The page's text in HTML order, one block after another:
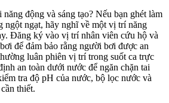
động và sáng tạo? Nếu bạn ghét làm
ngột ngạt, hãy nghĩ về một vị trí năng
Đăng ký vào vị trí nhân viên cứu hộ và
để đảm bảo rằng người bơi được an
luân phiên vị trí trong suốt ca trực
an toàn dưới nước để ngăn chặn tai
tra độ pH của nước, bộ lọc nước và
thiết.